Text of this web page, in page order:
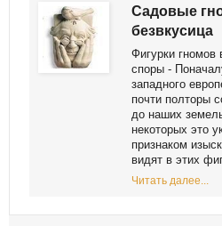
Садовые
безвкусица
Фигурки гномов
споры -
западного
почти полторы
до наших
некоторых это
признаком
видят в этих
Читать далее...